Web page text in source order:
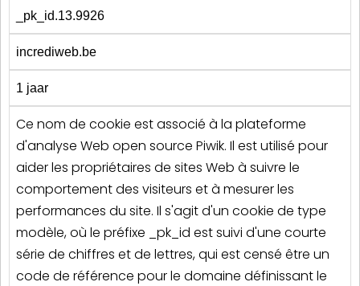
_pk_id.13.9926
incrediweb.be
1 jaar
Ce nom de cookie est associé à la plateforme
d'analyse Web open source Piwik. Il est utilisé pour
aider les propriétaires de sites Web à suivre le
comportement des visiteurs et à mesurer les
performances du site. Il s'agit d'un cookie de type
modèle, où le préfixe _pk_id est suivi d'une courte
série de chiffres et de lettres, qui est censé être un
code de référence pour le domaine définissant le